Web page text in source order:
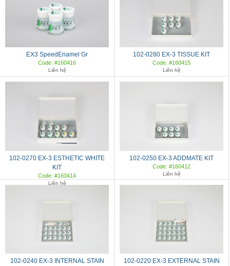
EX3 SpeedEnamel Gr
Code: #160416
Liên hệ
102-0280 EX-3 TISSUE KIT
Code: #160415
Liên hệ
102-0270 EX-3 ESTHETIC WHITE
KIT
Code: #160414
Liên hệ
102-0250 EX-3 ADDMATE KIT
Code: #160412
Liên hệ
102-0240 EX-3 INTERNAL STAIN
102-0220 EX-3 EXTERNAL STAIN